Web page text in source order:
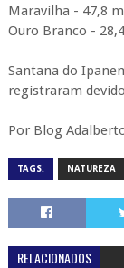
Maravilha - 47,8
Ouro Branco -
Santana do
registraram
Por Blog
TAGS: NATUREZA
RELACIONADOS